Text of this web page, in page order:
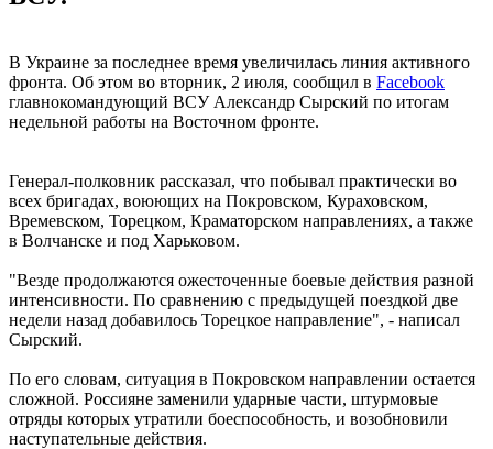
В Украине за последнее время увеличилась линия активного
фронта. Об этом во вторник, 2 июля, сообщил в Facebook
главнокомандующий ВСУ Александр Сырский по итогам
недельной работы на Восточном фронте.
Генерал-полковник рассказал, что побывал практически во
всех бригадах, воюющих на Покровском, Кураховском,
Времевском, Торецком, Краматорском направлениях, а также
в Волчанске и под Харьковом.
"Везде продолжаются ожесточенные боевые действия разной
интенсивности. По сравнению с предыдущей поездкой две
недели назад добавилось Торецкое направление", - написал
Сырский.
По его словам, ситуация в Покровском направлении остается
сложной. Россияне заменили ударные части, штурмовые
отряды которых утратили боеспособность, и возобновили
наступательные действия.